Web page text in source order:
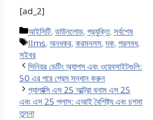
[ad_2]
Categories
আইসিটি, ডাউনলোড, প্রযুক্তি, সর্বশেষ
Tags
llms, অনধকর, করমনলস,দক, পরলবধ,
সইবর
সিনিয়র ডেটিং অ্যাপস এবং ওয়েবসাইটগুলি:
50 এর পরে প্রেম সন্ধান করুন
গ্যালাক্সি এস 25 আল্ট্রা বনাম এস 25
এবং এস 25 প্লাস: এআই বৈশিষ্ট্য এবং চশমা
তুলনা